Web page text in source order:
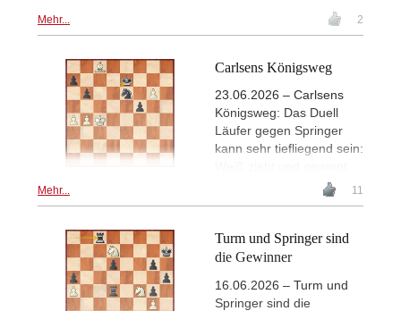
Mehr... 2
Carlsens Königsweg
23.06.2026 – Carlsens
Königsweg: Das Duell
Läufer gegen Springer
kann sehr tiefliegend sein:
Mehr... 11
Turm und Springer sind
die Gewinner
16.06.2026 – Turm und
Springer sind die